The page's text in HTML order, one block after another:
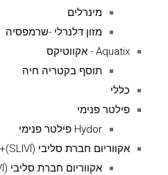
מינרלים
מזון דלנרלי -שרמפסיה
Aquatix - אקווטיקס
תוסף בקטריה חיה
כללי
פילטר פנימי
Hydor פילטר פנימי
אקווריום חברת סליבי (SLIVIׂׂ)+מעמד
אקווריום חברת סליבי (SLIVIׂׂ)+מעמד